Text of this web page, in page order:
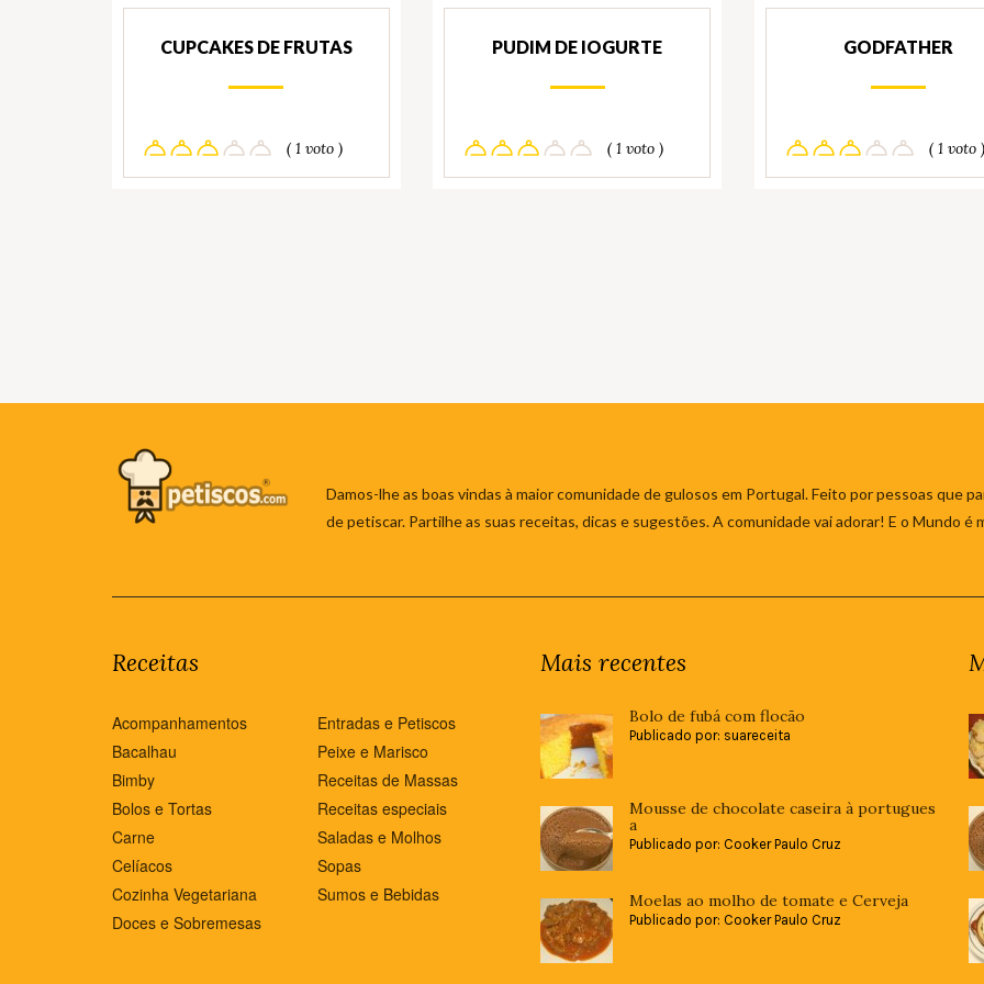
CUPCAKES DE FRUTAS
( 1 voto )
PUDIM DE IOGURTE
( 1 voto )
GODFATHER
( 1 voto )
Damos-lhe as boas vindas à maior comunidade de gulosos em Portugal. Feito por pessoas que
de petiscar. Partilhe as suas receitas, dicas e sugestões. A comunidade vai adorar! E o Mundo é
Receitas
Acompanhamentos
Bacalhau
Bimby
Bolos e Tortas
Carne
Celíacos
Cozinha Vegetariana
Doces e Sobremesas
Entradas e Petiscos
Peixe e Marisco
Receitas de Massas
Receitas especiais
Saladas e Molhos
Sopas
Sumos e Bebidas
Mais recentes
Bolo de fubá com flocão
Publicado por: suareceita
Mousse de chocolate caseira à portugues
a
Publicado por: Cooker Paulo Cruz
Moelas ao molho de tomate e Cerveja
Publicado por: Cooker Paulo Cruz